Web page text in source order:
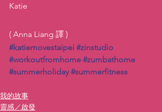
Katie
( Anna Liang 譯 )
#katiemovestaipei #zinstudio
#workoutfromhome #zumbathome
#summerholiday #summerfitness
我的故事
靈感／啟發